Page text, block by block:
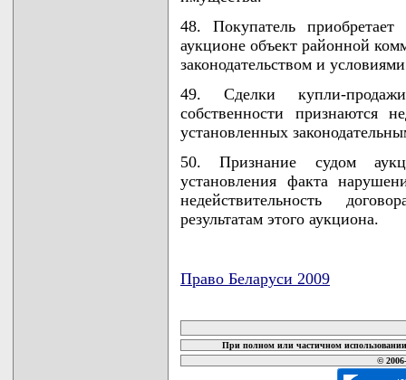
48. Покупатель
аукционе объект районной
законодательством и
49. Сделки купли-
собственности признаются
установленных
50. Признание судом
установления факта
недействительность
результатам этого аукциона.
Право Беларуси 2009
При полном или частичном
©